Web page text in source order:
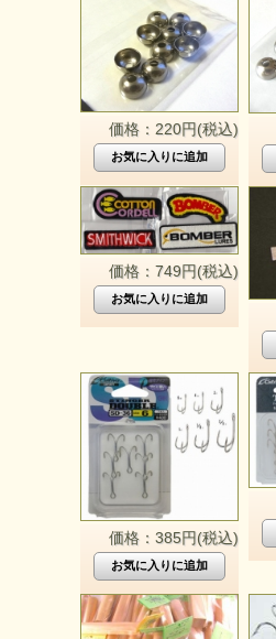
価格：220円(税込)
価格：749円(税込)
価格：385円(税込)